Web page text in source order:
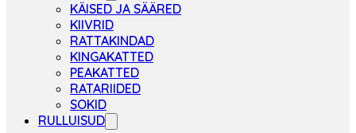
KÄISED JA SÄÄRED
KIIVRID
RATTAKINDAD
KINGAKATTED
PEAKATTED
RATARIIDED
SOKID
RULLUISUD